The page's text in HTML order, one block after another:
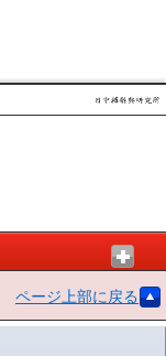
ページ上部に戻る